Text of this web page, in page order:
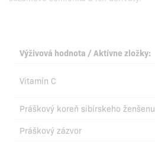
Výživová hodnota / Aktívne zložky:
Vitamín C
Práškový koreň sibírskeho ženšenu
Práškový zázvor